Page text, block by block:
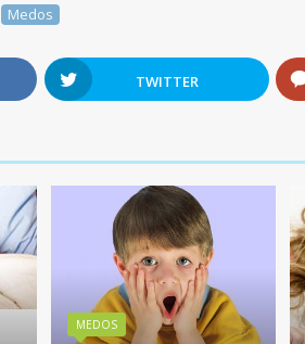
Medos
TWITTER
MEDOS